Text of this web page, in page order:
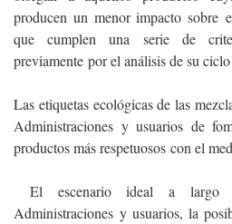
producen un menor impacto sobre
que cumplen una serie de
previamente por el análisis de su
Las etiquetas ecológicas de las
Administraciones y usuarios de
productos más respetuosos con el
El escenario ideal a largo
Administraciones y usuarios, la